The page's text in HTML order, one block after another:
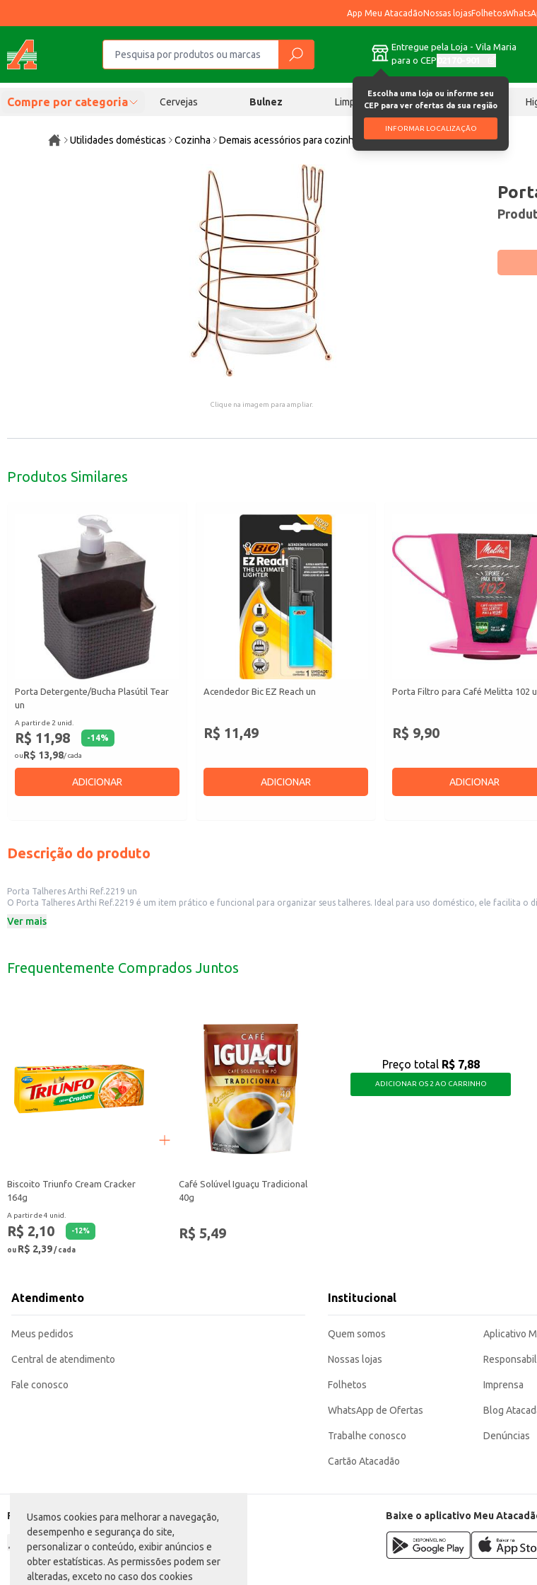
Usamos cookies para melhorar a navegação,
desempenho e segurança do site,
personalizar o conteúdo, exibir anúncios e
obter estatísticas. As permissões podem ser
alteradas, exceto no caso dos cookies
App Meu AtacadãoNossas lojasFolhetos
Entregue pela Loja - Vila Maria
para o CEP
Escolha uma loja ou informe seu
CEP para ver ofertas da sua região
INFORMAR LOCALIZAÇÃO
Compre por categoria Cervejas Bulnez Limpeza Chocolates
Utilidades domésticas Cozinha Demais acessórios para cozinha Porta Talheres Arthi Ref.2219 un
Clique na imagem para ampliar.
Produtos Similares
Porta Detergente/Bucha Plasútil Tear
un
A partir de 2 unid.
R$ 11,98 -14%
ouR$ 13,98/ cada
ADICIONAR
Acendedor Bic EZ Reach un
R$ 11,49
ADICIONAR
Porta Filtro para Café Melitta 102
R$ 9,90
ADICIONAR
Descrição do produto
Porta Talheres Arthi Ref.2219 un
O Porta Talheres Arthi Ref.2219 é um item prático e funcional para organizar seus talheres. Ideal para uso doméstico, ele facilita o
Organize garfos, facas e colheres de forma prática e acessível.
Ver mais
Frequentemente Comprados Juntos
Biscoito Triunfo Cream Cracker
164g
A partir de 4 unid.
R$ 2,10 -12%
ou R$ 2,39/ cada
Café Solúvel Iguaçu Tradicional
40g
R$ 5,49
Preço total R$ 7,88
ADICIONAR OS 2 AO CARRINHO
Atendimento
Meus pedidos
Central de atendimento
Fale conosco
Institucional
Quem somos
Nossas lojas
Folhetos
WhatsApp de Ofertas
Trabalhe conosco
Cartão Atacadão
Aplicativo
Imprensa
Blog
Denúncias
Formas de pagamento Baixe o aplicativo Meu